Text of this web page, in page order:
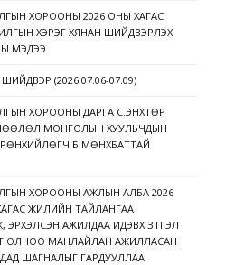
ХОРООНЫ 2026 ОНЫ ХАГАС
ХЭРЭГ ХЯНАН ШИЙДВЭРЛЭХ
МЭДЭЭ
(2026.07.06-07.09)
ХОРООНЫ ДАРГА С.ЭНХТӨР
МОНГОЛЫН ХУУЛЬЧДЫН
Б.МӨНХБАТТАЙ
ХОРООНЫ АЖЛЫН АЛБА 2026
ЖИЛИЙН ТАЙЛАНГАА
АЖИЛДАА ИДЭВХ ЗҮТГЭЛ
ОЛНОО МАНЛАЙЛАН АЖИЛЛАСАН
ШАГНАЛЫГ ГАРДУУЛЛАА